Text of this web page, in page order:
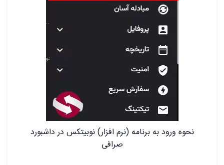
نحوه ورود به برنامه (نرم افزار) نوبیتکس در داشبورد
صرافی